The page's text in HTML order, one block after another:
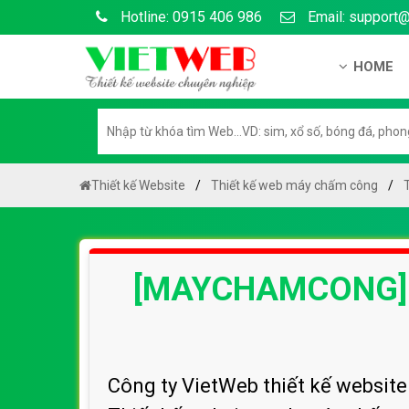
Hotline: 0915 406 986 Email:
HOME
Hướng
Chính
Chính
Liên hệ
Thiết kế Website Thiết kế web máy chấm công
Công ty VietWeb thiết kế